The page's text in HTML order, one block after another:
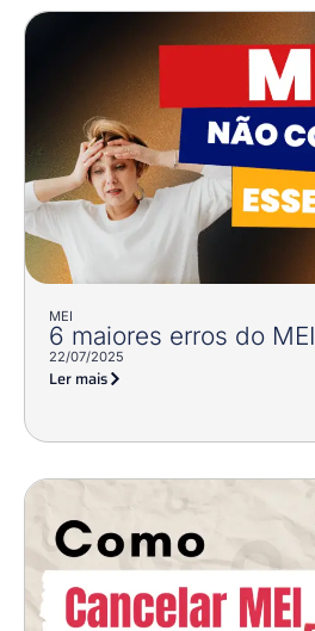
MEI
6 maiores erros do MEI
22/07/2025
Ler mais